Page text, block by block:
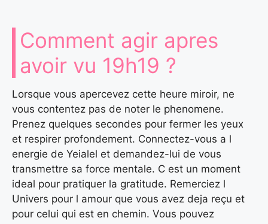
Comment agir apres
avoir vu 19h19 ?
Lorsque vous apercevez cette heure miroir, ne
vous contentez pas de noter le phenomene.
Prenez quelques secondes pour fermer les yeux
et respirer profondement. Connectez-vous a l
energie de Yeialel et demandez-lui de vous
transmettre sa force mentale. C est un moment
ideal pour pratiquer la gratitude. Remerciez l
Univers pour l amour que vous avez deja reçu et
pour celui qui est en chemin. Vous pouvez